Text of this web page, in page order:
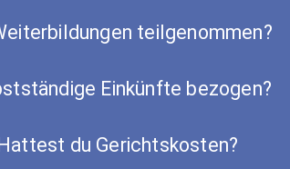
teilgenommen?
Einkünfte bezogen?
du Gerichtskosten?